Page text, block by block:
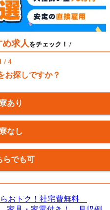
め求人をチェック！ /
/ 4
お探しですか？
あり
なし
らでも可